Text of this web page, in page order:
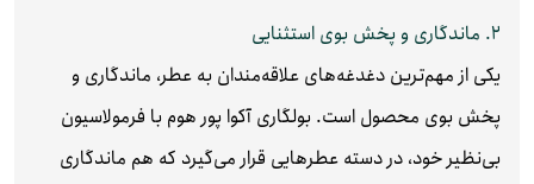
۲. ماندگاری و پخش بوی استثنایی
یکی از مهم‌ترین دغدغه‌های علاقه‌مندان به عطر، ماندگاری و
پخش بوی محصول است. بولگاری آکوا پور هوم با فرمولاسیون
بی‌نظیر خود، در دسته عطرهایی قرار می‌گیرد که هم ماندگاری